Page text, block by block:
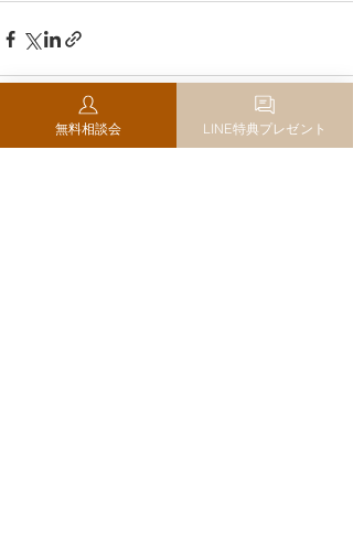
無料相談会 LINE特典プレゼント